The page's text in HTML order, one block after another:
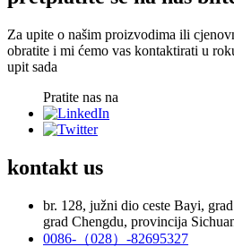
Za upite o našim proizvodima ili
obratite i mi ćemo vas kontaktirati u
upit sada
Pratite nas na
kontakt us
br. 128, južni dio ceste Bayi,
grad Chengdu, provincija
0086-（028）-82695327